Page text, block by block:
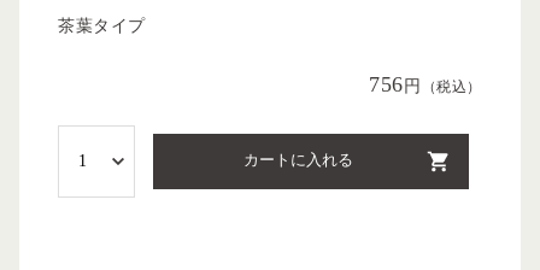
茶葉タイプ
756 円 （税込）
カートに入れる